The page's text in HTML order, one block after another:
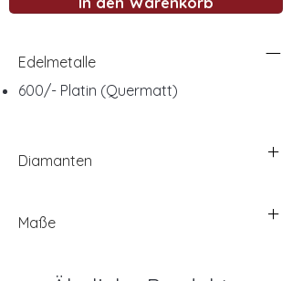
Edelmetalle
600/- Platin (Quermatt)
Diamanten
Maße